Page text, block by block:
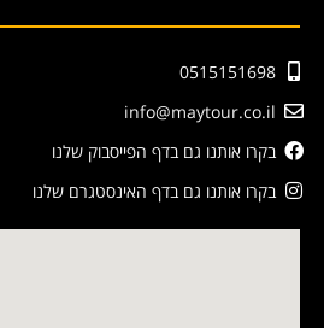
0515151698
info@maytour.co.il
בקרו אותנו גם בדף הפייסבוק שלנו
בקרו אותנו גם בדף האינסטגרם שלנו